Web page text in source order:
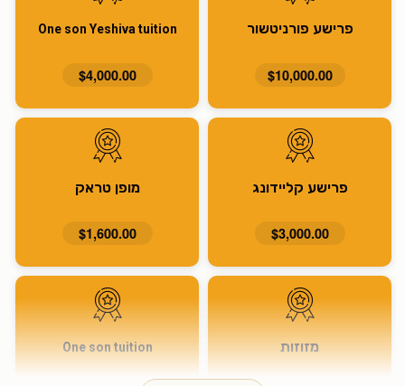
פרישע פורניטשור
$10,000.00
One son Yeshiva tuition
$4,000.00
פרישע קליידונג
$3,000.00
מופן טראק
$1,600.00
מזוזות One son tuition